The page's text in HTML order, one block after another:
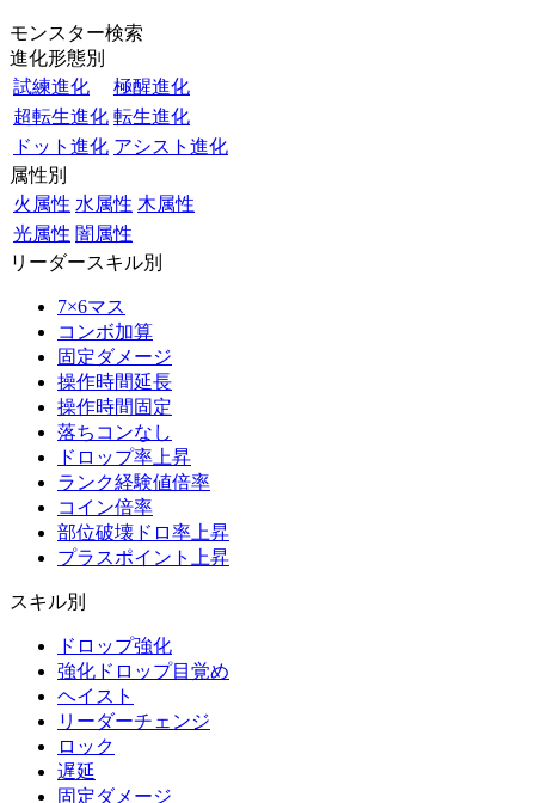
モンスター検索
進化形態別
試練進化
極醒進化
超転生進化 転生進化
ドット進化 アシスト進化
属性別
火属性 水属性 木属性
光属性 闇属性
リーダースキル別
7×6マス
コンボ加算
固定ダメージ
操作時間延長
操作時間固定
落ちコンなし
ドロップ率上昇
ランク経験値倍率
コイン倍率
部位破壊ドロ率上昇
プラスポイント上昇
スキル別
ドロップ強化
強化ドロップ目覚め
ヘイスト
リーダーチェンジ
ロック
遅延
固定ダメージ